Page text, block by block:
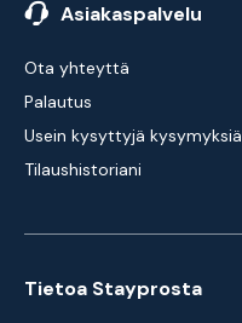
Asiakaspalvelu
Ota yhteyttä
Palautus
Usein kysyttyjä kysymyksiä
Tilaushistoriani
Tietoa Stayprosta